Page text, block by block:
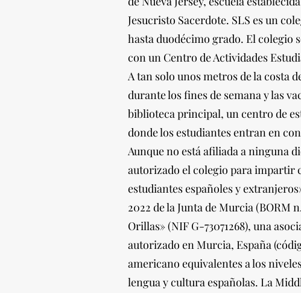
Jesucristo Sacerdote. SLS es un
hasta duodécimo grado. El colegio
con un Centro de Actividades
A tan solo unos metros de la costa
durante los fines de semana y las
biblioteca principal, un centro de
donde los estudiantes entran en
Aunque no está afiliada a ninguna
autorizado el colegio para impartir
estudiantes españoles y
2022 de la Junta de Murcia (BORM
Orillas» (NIF G-73071268), una
autorizado en Murcia, España
americano equivalentes a los
lengua y cultura españolas. La